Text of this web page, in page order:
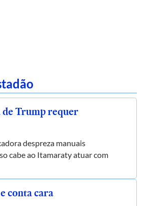
Trump requer
despreza manuais
cabe ao Itamaraty atuar com
conta cara